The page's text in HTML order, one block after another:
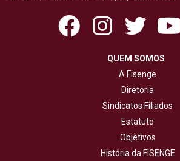
QUEM SOMOS
A Fisenge
Diretoria
Sindicatos Filiados
Estatuto
Objetivos
História da FISENGE